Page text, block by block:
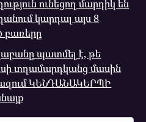
ունեցող մարդիկ են
կարդալ այս 8
բառերը
պատմել է, թե
տղամարդկանց մասին
ԿԵՆԴԱՆԱԿԵՐՊԻ